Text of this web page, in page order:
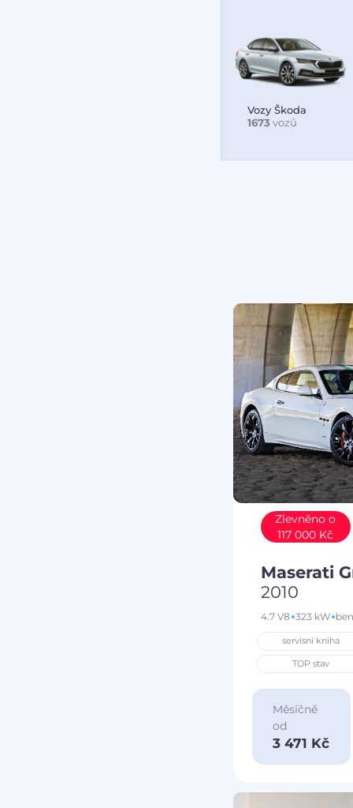
Vozy Škoda
1673 vozů
Zlevněno o
117 000 Kč
Maserati
2010
4.7 V8 323 kW
servisní kniha
TOP stav
Měsíčně
od
3 471 Kč